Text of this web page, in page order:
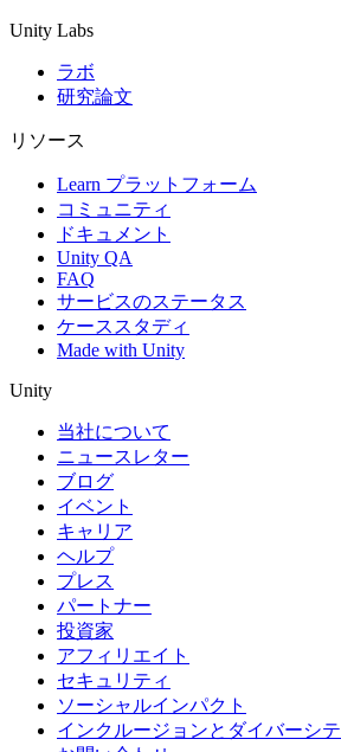
Unity Labs
ラボ
研究論文
リソース
Learn プラットフォーム
コミュニティ
ドキュメント
Unity QA
FAQ
サービスのステータス
ケーススタディ
Made with Unity
Unity
当社について
ニュースレター
ブログ
イベント
キャリア
ヘルプ
プレス
パートナー
投資家
アフィリエイト
セキュリティ
ソーシャルインパクト
インクルージョンとダイバーシ